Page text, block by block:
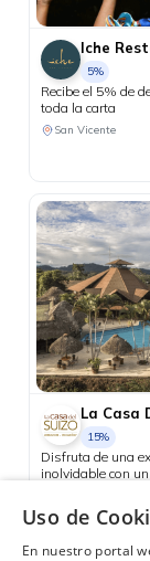
Iche
5%
Recibe el 5% de
toda la carta
San Vicente
La Casa
15%
Disfruta de una
inolvidable con
hotel durante tu
para reservas de
Nacional
Uso de
En nuestro portal